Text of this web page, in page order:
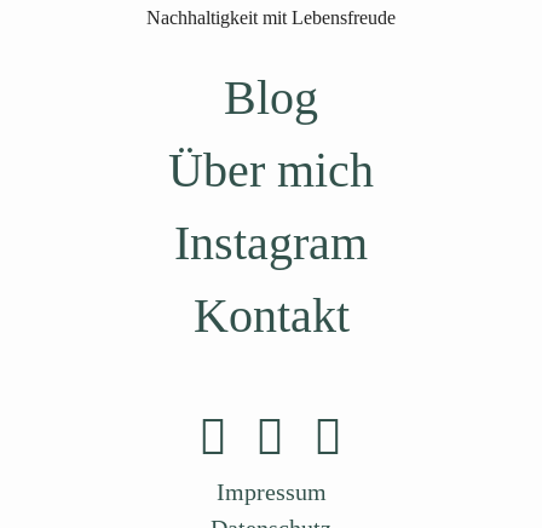
Nachhaltigkeit mit Lebensfreude
Blog
Über mich
Instagram
Kontakt
Impressum